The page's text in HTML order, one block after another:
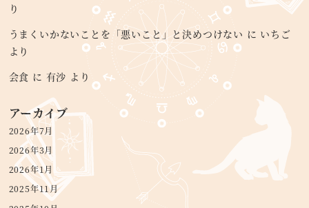
り
うまくいかないことを「悪いこと」と決めつけない に いちご
より
会食 に 有沙 より
アーカイブ
2026年7月
2026年3月
2026年1月
2025年11月